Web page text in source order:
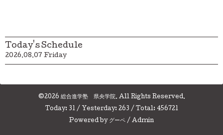
Today's Schedule
2026.08.07 Friday
©2026 総合進学塾 県央学院. All Rights Reserved.
Today: 31/ Yesterday: 263 / Total: 456721
Powered by グーペ / Admin